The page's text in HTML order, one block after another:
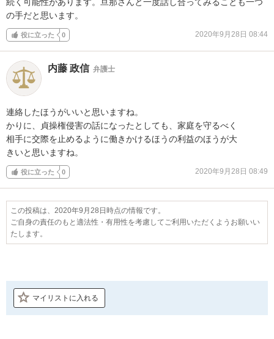
の手だと思います。
役に立った 0 2020年9月28日 08:44
内藤 政信 弁護士
連絡したほうがいいと思いますね。
かりに、貞操権侵害の話になったとしても、家庭を守るべく
相手に交際を止めるように働きかけるほうの利益のほうが大
きいと思いますね。
役に立った 0 2020年9月28日 08:49
この投稿は、2020年9月28日時点の情報です。
ご自身の責任のもと適法性・有用性を考慮してご利用いただくようお願いい
たします。
マイリストに入れる